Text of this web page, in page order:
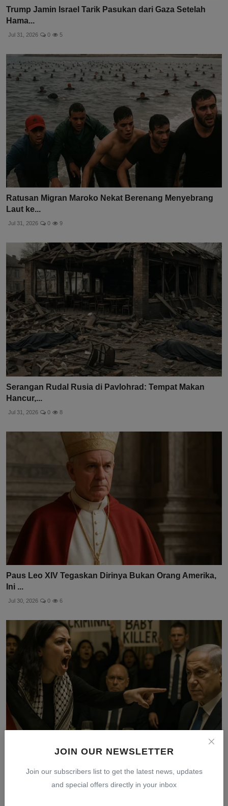
JOIN OUR NEWSLETTER
Join our subscribers list to get the latest news, updates
and special offers directly in your inbox
Trump Jamin Israel Tarik Pasukan dari Gaza Setelah
Hama...
Jul 31, 2026 0 5
Ratusan Migran Maroko Nekat Berenang Menyebrang
Laut ke...
Jul 31, 2026 0 9
Serangan Rudal Rusia di Pavlohrad: Tempat Makan
Hancur,...
Jul 31, 2026 0 8
Paus Leo XIV Tegaskan Dirinya Bukan Orang Amerika,
Ini ...
Jul 30, 2026 0 6
Dise...